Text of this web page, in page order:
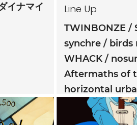
イナマイ
Line Up
TWINBONZE
synchre
birds
WHACK
Aftermaths of
horizontal
development